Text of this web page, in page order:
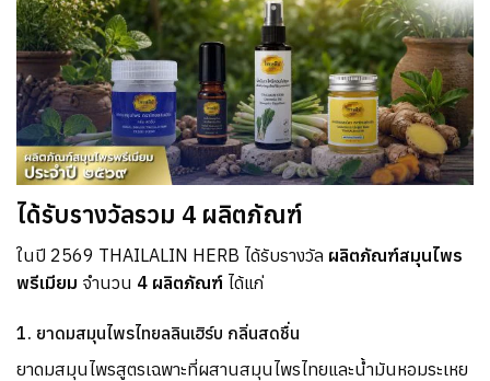
ได้รับรางวัลรวม 4 ผลิตภัณฑ์
ในปี 2569 THAILALIN HERB ได้รับรางวัล ผลิตภัณฑ์สมุนไพร
พรีเมียม จำนวน 4 ผลิตภัณฑ์ ได้แก่
1. ยาดมสมุนไพรไทยลลินเฮิร์บ กลิ่นสดชื่น
ยาดมสมุนไพรสูตรเฉพาะที่ผสานสมุนไพรไทยและน้ำมันหอมระเหย